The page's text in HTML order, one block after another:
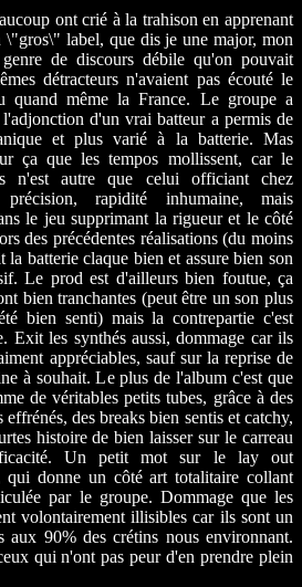
ont crié à la trahison en apprenant
label, que dis je une major, mon
de discours débile qu'on pouvait
détracteurs n'avaient pas écouté le
quand même la France. Le groupe a
d'un vrai batteur a permis de
et plus varié à la batterie. Mas
ça que les tempos mollissent, car le
n'est autre que celui officiant chez
rapidité inhumaine, mais
le jeu supprimant la rigueur et le côté
des précédentes réalisations (du moins
batterie claque bien et assure bien son
Le prod est d'ailleurs bien foutue, ça
bien tranchantes (peut être un son plus
bien senti) mais la contrepartie c'est
Exit les synthés aussi, dommage car ils
appréciables, sauf sur la reprise de
à souhait. Le plus de l'album c'est que
de véritables petits tubes, grâce à des
des breaks bien sentis et catchy,
histoire de bien laisser sur le carreau
Un petit mot sur le lay out
qui donne un côté art totalitaire collant
par le groupe. Dommage que les
volontairement illisibles car ils sont un
aux 90% des crétins nous environnant.
qui n'ont pas peur d'en prendre plein